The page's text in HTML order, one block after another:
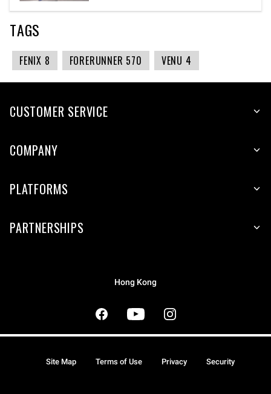
TAGS
FENIX 8 FORERUNNER 570 VENU 4
CUSTOMER SERVICE
COMPANY
PLATFORMS
PARTNERSHIPS
Hong Kong
Site Map Terms of Use Privacy Security